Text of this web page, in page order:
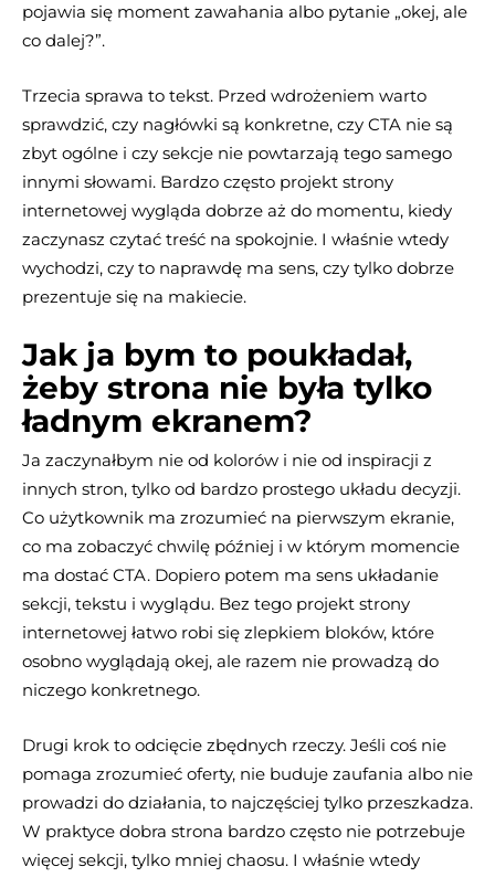
pojawia się moment zawahania albo pytanie „okej, ale
co dalej?”.
Trzecia sprawa to tekst. Przed wdrożeniem warto
sprawdzić, czy nagłówki są konkretne, czy CTA nie są
zbyt ogólne i czy sekcje nie powtarzają tego samego
innymi słowami. Bardzo często projekt strony
internetowej wygląda dobrze aż do momentu, kiedy
zaczynasz czytać treść na spokojnie. I właśnie wtedy
wychodzi, czy to naprawdę ma sens, czy tylko dobrze
prezentuje się na makiecie.
Jak ja bym to poukładał,
żeby strona nie była tylko
ładnym ekranem?
Ja zaczynałbym nie od kolorów i nie od inspiracji z
innych stron, tylko od bardzo prostego układu decyzji.
Co użytkownik ma zrozumieć na pierwszym ekranie,
co ma zobaczyć chwilę później i w którym momencie
ma dostać CTA. Dopiero potem ma sens układanie
sekcji, tekstu i wyglądu. Bez tego projekt strony
internetowej łatwo robi się zlepkiem bloków, które
osobno wyglądają okej, ale razem nie prowadzą do
niczego konkretnego.
Drugi krok to odcięcie zbędnych rzeczy. Jeśli coś nie
pomaga zrozumieć oferty, nie buduje zaufania albo nie
prowadzi do działania, to najczęściej tylko przeszkadza.
W praktyce dobra strona bardzo często nie potrzebuje
więcej sekcji, tylko mniej chaosu. I właśnie wtedy